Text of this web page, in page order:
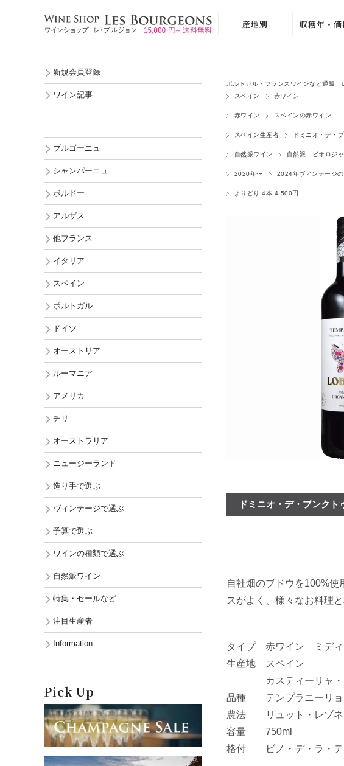
産地別
ボルドー
アルザス
他フランス
イタリア
スペイン
ポルトガル
収穫年・価
2000年〜
2010年〜
2020年〜
ノンヴィンテ
5,000円〜
10,000円
ポルトガル・フランスワインなど通販
スペイン
赤ワイン
赤ワイン スペインの赤ワイン
スペイン生産者 ドミニオ・デ・
自然派ワイン 自然派 ビオロジッ
2020年〜 2024年ヴィンテージ
よりどり 4本 4,500円
ドミニオ・デ・プンク
よりどり 4
自社畑のブドウを100%
スがよく、様々なお料理
タイプ 赤ワイン ミディ
生産地 スペイン
カスティーリャ・ラ
品種 テンプラニーリョ
農法 リュット・レゾネ
容量 750ml
格付 ビノ・デ・ラ・テ
新規会員登録
ワイン記事
ブルゴーニュ
シャンパーニュ
ボルドー
アルザス
他フランス
イタリア
スペイン
ポルトガル
ドイツ
オーストリア
ルーマニア
アメリカ
チリ
オーストラリア
ニュージーランド
造り手で選ぶ
ヴィンテージで選ぶ
予算で選ぶ
ワインの種類で選ぶ
自然派ワイン
特集・セールなど
注目生産者
Information
Pick Up